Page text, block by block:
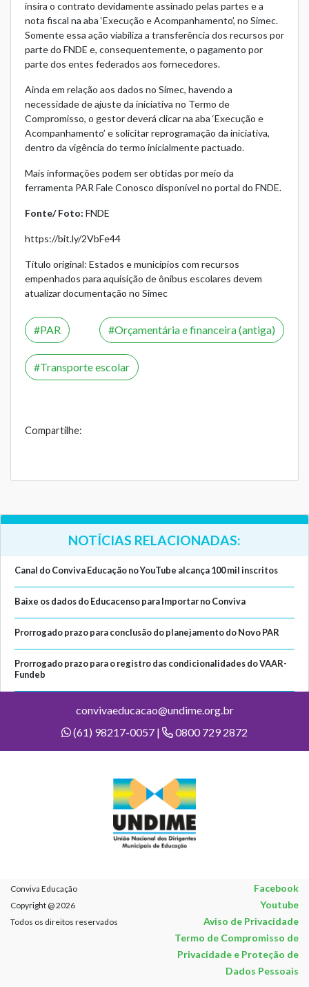
insira o contrato devidamente assinado pelas partes e a
nota fiscal na aba ‘Execução e Acompanhamento’, no Simec.
Somente essa ação viabiliza a transferência dos recursos por
parte do FNDE e, consequentemente, o pagamento por
parte dos entes federados aos fornecedores.
Ainda em relação aos dados no Simec, havendo a
necessidade de ajuste da iniciativa no Termo de
Compromisso, o gestor deverá clicar na aba ‘Execução e
Acompanhamento’ e solicitar reprogramação da iniciativa,
dentro da vigência do termo inicialmente pactuado.
Mais informações podem ser obtidas por meio da
ferramenta PAR Fale Conosco disponível no portal do FNDE.
Fonte/ Foto: FNDE
https://bit.ly/2VbFe44
Título original: Estados e municípios com recursos
empenhados para aquisição de ônibus escolares devem
atualizar documentação no Simec
PAR Orçamentária e financeira (antiga)
Transporte escolar
Compartilhe:
NOTÍCIAS RELACIONADAS:
Canal do Conviva Educação no YouTube alcança 100 mil inscritos
Baixe os dados do Educacenso para Importar no Conviva
Prorrogado prazo para conclusão do planejamento do Novo PAR
Prorrogado prazo para o registro das condicionalidades do VAAR-
Fundeb
convivaeducacao@undime.org.br
(61) 98217-0057 |
0800 729 2872
Conviva Educação Facebook
Copyright @ 2026 Youtube
Todos os direitos reservados
Aviso de Privacidade
Termo de Compromisso de
Privacidade e Proteção de
Dados Pessoais